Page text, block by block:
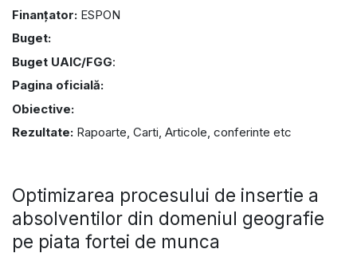
Finanțator: ESPON
Buget:
Buget UAIC/FGG:
Pagina oficială:
Obiective:
Rezultate: Rapoarte, Carti, Articole, conferinte etc
Optimizarea procesului de insertie a
absolventilor din domeniul geografie
pe piata fortei de munca